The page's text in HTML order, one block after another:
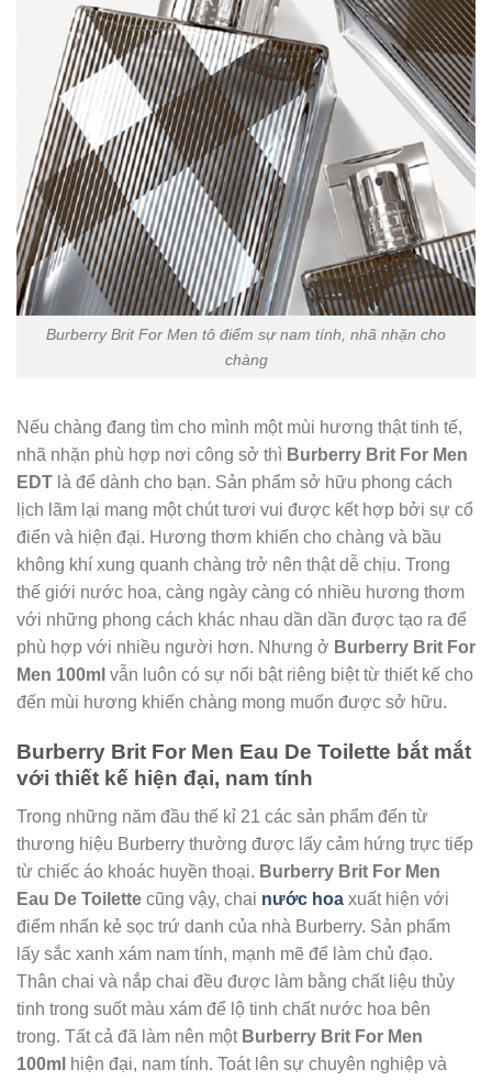
Burberry Brit For Men tô điểm sự nam tính, nhã nhặn cho
chàng
Nếu chàng đang tìm cho mình một mùi hương thật tinh tế,
nhã nhặn phù hợp nơi công sở thì Burberry Brit For Men
EDT là để dành cho bạn. Sản phẩm sở hữu phong cách
lịch lãm lại mang một chút tươi vui được kết hợp bởi sự cổ
điển và hiện đại. Hương thơm khiến cho chàng và bầu
không khí xung quanh chàng trở nên thật dễ chịu. Trong
thế giới nước hoa, càng ngày càng có nhiều hương thơm
với những phong cách khác nhau dần dần được tạo ra để
phù hợp với nhiều người hơn. Nhưng ở Burberry Brit For
Men 100ml vẫn luôn có sự nổi bật riêng biệt từ thiết kế cho
đến mùi hương khiến chàng mong muốn được sở hữu.
Burberry Brit For Men Eau De Toilette bắt mắt
với thiết kế hiện đại, nam tính
Trong những năm đầu thế kỉ 21 các sản phẩm đến từ
thương hiệu Burberry thường được lấy cảm hứng trực tiếp
từ chiếc áo khoác huyền thoại. Burberry Brit For Men
Eau De Toilette cũng vậy, chai nước hoa xuất hiện với
điểm nhấn kẻ sọc trứ danh của nhà Burberry. Sản phẩm
lấy sắc xanh xám nam tính, mạnh mẽ để làm chủ đạo.
Thân chai và nắp chai đều được làm bằng chất liệu thủy
tinh trong suốt màu xám để lộ tinh chất nước hoa bên
trong. Tất cả đã làm nên mộtBurberry Brit For Men
100ml hiện đại, nam tính. Toát lên sự chuyên nghiệp và